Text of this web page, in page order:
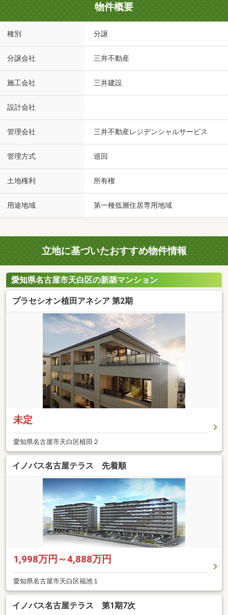
物件概要
種別 分譲
分譲会社 三井不動産
施工会社 三井建設
設計会社
管理会社 三井不動産レジデンシャルサービス
管理方式 巡回
土地権利 所有権
用途地域 第一種低層住居専用地域
立地に基づいたおすすめ物件情報
愛知県名古屋市天白区の新築マンション
プラセシオン植田アネシア 第2期
未定
愛知県名古屋市天白区植田２
イノバス名古屋テラス 先着順
1,998万円～4,888万円
愛知県名古屋市天白区福池１
イノバス名古屋テラス 第1期7次